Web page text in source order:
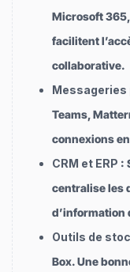
Microsoft
facilitent
collaborative.
Teams,
connexions
CRM et ERP :
centralise les
d’information
Outils de
Box. Une